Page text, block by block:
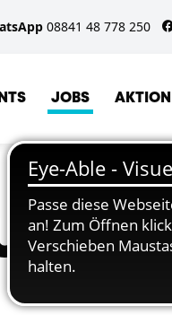
08841 48 778 250
JOBS